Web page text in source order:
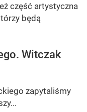
część artystyczna
będą
Witczak
zapytaliśmy